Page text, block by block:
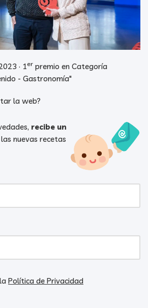
· 1er premio en Categoría
- Gastronomía"
la web?
recibe un
nuevas recetas
Política de Privacidad